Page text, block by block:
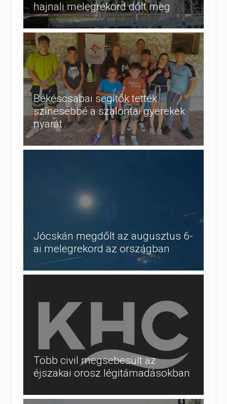
hajnali melegrekord dőlt meg
Békéscsabai segítők tették
színesebbé a szalontai gyerekek
nyarát
Jócskán megdőlt az augusztus 6-
ai melegrekord az országban
Több civil megsebesült az
éjszakai orosz légitámadásokban